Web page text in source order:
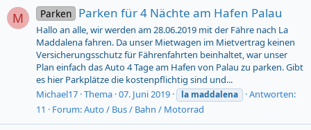
M Parken Parken für 4 Nächte am Hafen Palau
Hallo an alle, wir werden am 28.06.2019 mit der Fähre nach La
Maddalena fahren. Da unser Mietwagen im Mietvertrag keinen
Versicherungsschutz für Fährenfahrten beinhaltet, war unser
Plan einfach das Auto 4 Tage am Hafen von Palau zu parken. Gibt
es hier Parkplätze die kostenpflichtig sind und...
Michael17 Thema 07. Juni 2019 la maddalena
Antworten:
11
Forum:Auto / Bus / Bahn / Motorrad